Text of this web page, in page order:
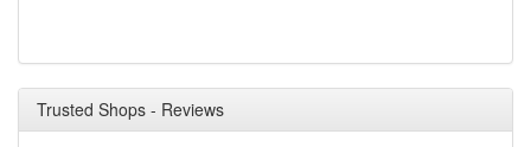
Trusted Shops - Reviews